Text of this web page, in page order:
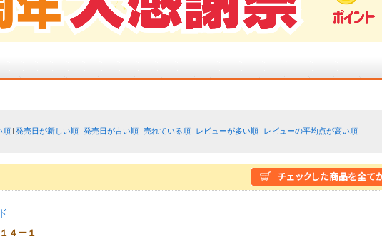
順 発売日が新しい順 発売日が古い順 売れている順 レビューが多い順
レビューの平均点が高い順
４ー１